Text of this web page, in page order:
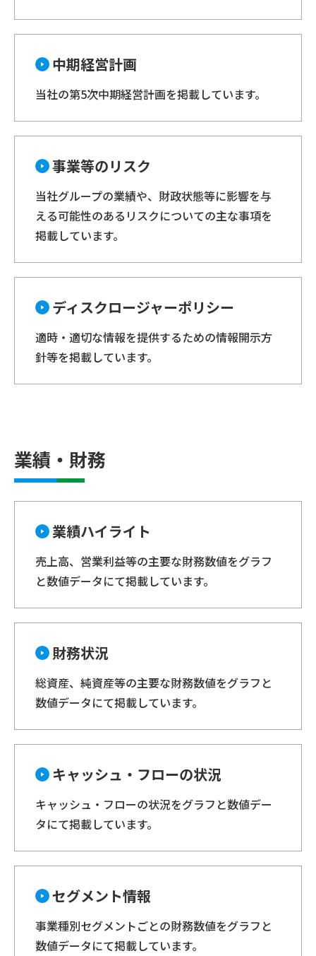
中期経営計画
当社の第5次中期経営計画を掲載しています。
事業等のリスク
当社グループの業績や、財政状態等に影響を与
える可能性のあるリスクについての主な事項を
掲載しています。
ディスクロージャーポリシー
適時・適切な情報を提供するための情報開示方
針等を掲載しています。
業績・財務
業績ハイライト
売上高、営業利益等の主要な財務数値をグラフ
と数値データにて掲載しています。
財務状況
総資産、純資産等の主要な財務数値をグラフと
数値データにて掲載しています。
キャッシュ・フローの状況
キャッシュ・フローの状況をグラフと数値デー
タにて掲載しています。
セグメント情報
事業種別セグメントごとの財務数値をグラフと
数値データにて掲載しています。